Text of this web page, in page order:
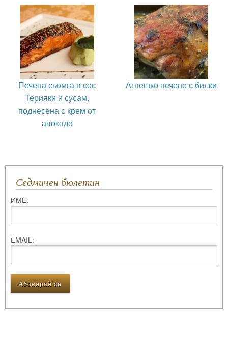
Печена сьомга в сос
Терияки и сусам,
поднесена с крем от
авокадо
Агнешко печено с билки
Седмичен бюлетин
ИМЕ:
ЕMAIL: